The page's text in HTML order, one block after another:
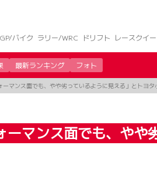
バイク ラリー/WRC ドリフト レースクイ
最新ランキング フォト
ーマンス面でも、やや劣っているように見える」とトヨ
ーマンス面でも、や